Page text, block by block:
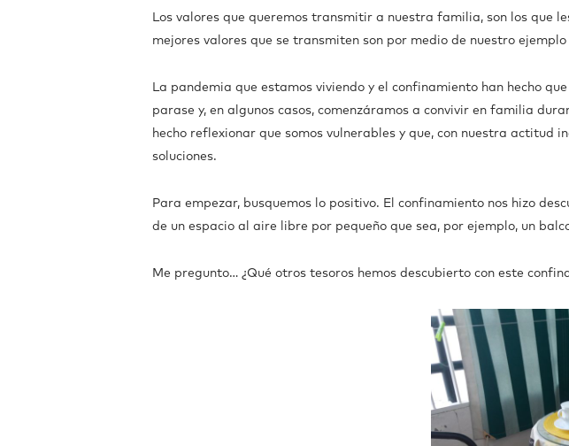
Los valores que queremos transmitir a nuestra familia, son los que
mejores valores que se transmiten son por medio de nuestro
La pandemia que estamos viviendo y el confinamiento han hecho
parase y, en algunos casos, comenzáramos a convivir en familia
hecho reflexionar que somos vulnerables y que, con nuestra
soluciones.
Para empezar, busquemos lo positivo. El confinamiento nos hizo
de un espacio al aire libre por pequeño que sea, por ejemplo, un
Me pregunto… ¿Qué otros tesoros hemos descubierto con este